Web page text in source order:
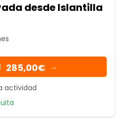
desde Islantilla
285,00€ →
actividad